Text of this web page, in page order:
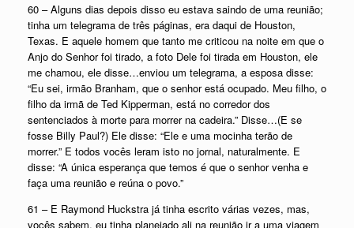
60 – Alguns dias depois disso eu estava saindo de uma reunião;
tinha um telegrama de três páginas, era daqui de Houston,
Texas. E aquele homem que tanto me criticou na noite em que o
Anjo do Senhor foi tirado, a foto Dele foi tirada em Houston, ele
me chamou, ele disse…enviou um telegrama, a esposa disse:
“Eu sei, irmão Branham, que o senhor está ocupado. Meu filho, o
filho da irmã de Ted Kipperman, está no corredor dos
sentenciados à morte para morrer na cadeira.” Disse…(E se
fosse Billy Paul?) Ele disse: “Ele e uma mocinha terão de
morrer.” E todos vocês leram isto no jornal, naturalmente. E
disse: “A única esperança que temos é que o senhor venha e
faça uma reunião e reúna o povo.”
61 – E Raymond Huckstra já tinha escrito várias vezes, mas,
vocês sabem, eu tinha planejado ali na reunião ir a uma viagem